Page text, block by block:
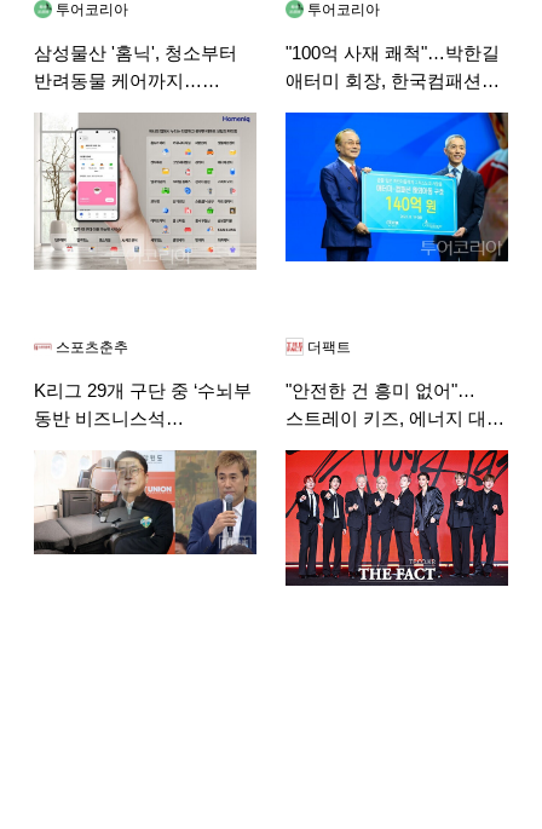
투어코리아
삼성물산 '홈닉', 청소부터
반려동물 케어까지…
생활편의서비스 4종 붙였다
투어코리아
"100억 사재 쾌척"…박한길
애터미 회장, 한국컴패션
개인 기부 첫 100억원 돌파
스포츠춘추
K리그 29개 구단 중 ‘수뇌부
동반 비즈니스석
멕시코행'은
강원FC뿐…”시민구단은
공공재”라더니 [더게이트
탐사]
더팩트
"안전한 건 흥미 없어"…
스트레이 키즈, 에너지 대신
여유(종합)